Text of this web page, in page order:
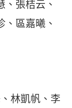
、張桔云、
、區嘉曦、
林凱帆、李